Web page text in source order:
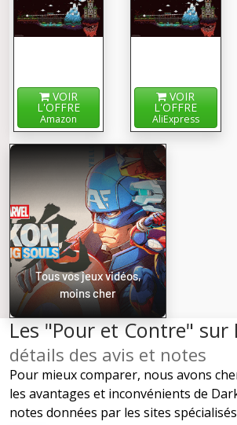
VOIR
L'OFFRE
Amazon
VOIR
L'OFFRE
AliExpress
Tous vos jeux vidéos,
moins cher
Les "Pour et Contre" sur
détails des avis et notes
Pour mieux comparer, nous avons
les avantages et inconvénients de
notes données par les sites